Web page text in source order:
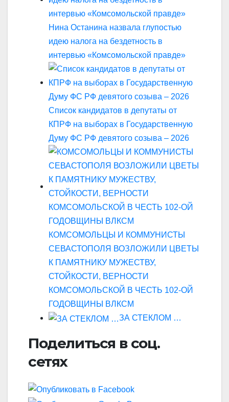
Нина Останина назвала глупостью
идею налога на бездетность в
интервью «Комсомольской правде»
Список кандидатов в депутаты от
КПРФ на выборах в Государственную
Думу ФС РФ девятого созыва – 2026
КОМСОМОЛЬЦЫ И КОММУНИСТЫ
СЕВАСТОПОЛЯ ВОЗЛОЖИЛИ ЦВЕТЫ
К ПАМЯТНИКУ МУЖЕСТВУ,
СТОЙКОСТИ, ВЕРНОСТИ
КОМСОМОЛЬСКОЙ В ЧЕСТЬ 102-ОЙ
ГОДОВЩИНЫ ВЛКСМ
ЗА СТЕКЛОМ …
Поделиться в соц.
сетях